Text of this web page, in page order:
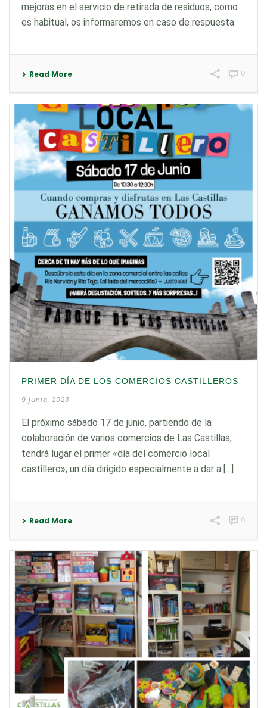
mejoras en el servicio de retirada de residuos, como
es habitual, os informaremos en caso de respuesta.
Read More 0
PRIMER DÍA DE LOS COMERCIOS CASTILLEROS
9 junio, 2023
El próximo sábado 17 de junio, partiendo de la
colaboración de varios comercios de Las Castillas,
tendrá lugar el primer «día del comercio local
castillero»; un día dirigido especialmente a dar a [...]
Read More 0